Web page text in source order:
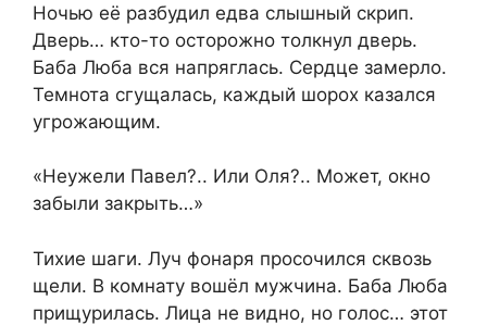
Ночью её разбудил едва слышный скрип.
Дверь… кто-то осторожно толкнул дверь.
Баба Люба вся напряглась. Сердце замерло.
Темнота сгущалась, каждый шорох казался
угрожающим.
«Неужели Павел?.. Или Оля?.. Может, окно
забыли закрыть…»
Тихие шаги. Луч фонаря просочился сквозь
щели. В комнату вошёл мужчина. Баба Люба
прищурилась. Лица не видно, но голос… этот